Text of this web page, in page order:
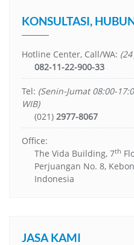
KONSULTASI,
Hotline Center, Call/WA:
082-11-22-900-33
Tel: (Senin-Jumat 08:00-
WIB)
(021) 2977-8067
Office:
The Vida Building, 7th
Perjuangan No. 8,
Indonesia
JASA KAMI